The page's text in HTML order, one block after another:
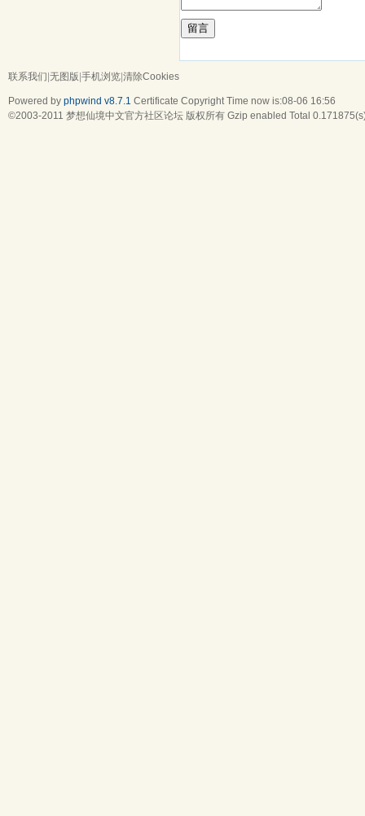
留言
联系我们|无图版|手机浏览|清除Cookies
Powered by phpwind v8.7.1 Certificate Copyright Time now is:08-06 16:56
©2003-2011 梦想仙境中文官方社区论坛 版权所有 Gzip enabled Total